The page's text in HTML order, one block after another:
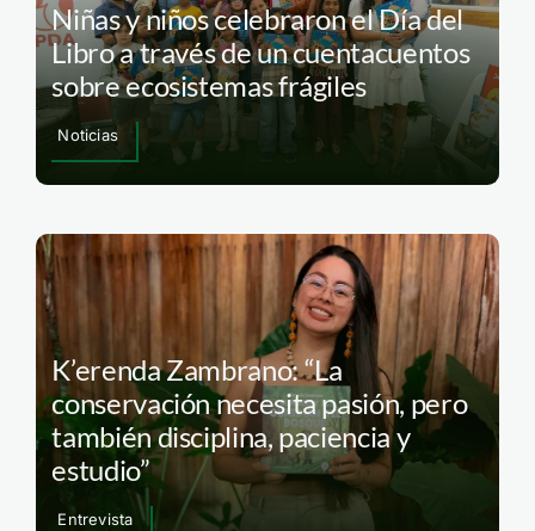
Niñas y niños celebraron el Día del
Libro a través de un cuentacuentos
sobre ecosistemas frágiles
Noticias
K’erenda Zambrano: “La
conservación necesita pasión, pero
también disciplina, paciencia y
estudio”
Entrevista